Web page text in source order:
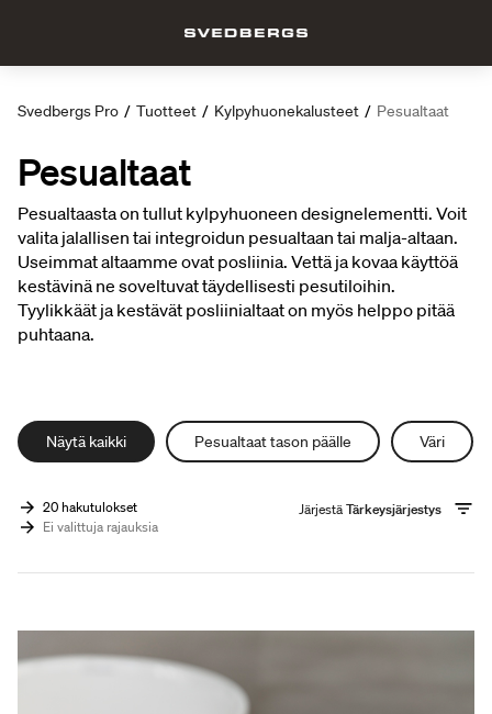
Svedbergs Pro / Tuotteet / Kylpyhuonekalusteet / Pesualtaat
Pesualtaat
Pesualtaasta on tullut kylpyhuoneen designelementti. Voit
valita jalallisen tai integroidun pesualtaan tai malja-altaan.
Useimmat altaamme ovat posliinia. Vettä ja kovaa käyttöä
kestävinä ne soveltuvat täydellisesti pesutiloihin.
Tyylikkäät ja kestävät posliinialtaat on myös helppo pitää
puhtaana.
Näytä kaikki Pesualtaat tason päälle Väri
20 hakutulokset
Ei valittuja rajauksia
JärjestäTärkeysjärjestys